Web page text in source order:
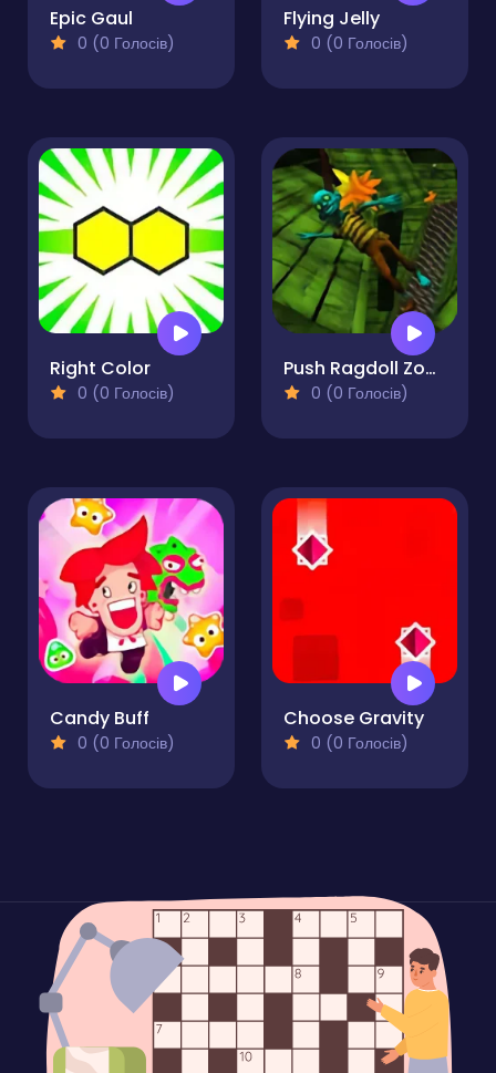
Epic Gaul
0 (0 Голосів)
Flying Jelly
0 (0 Голосів)
Right Color
0 (0 Голосів)
Push Ragdoll Zombie
0 (0 Голосів)
Candy Buff
0 (0 Голосів)
Choose Gravity
0 (0 Голосів)